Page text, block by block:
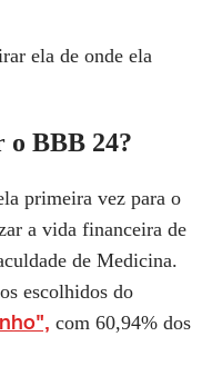
ela de onde ela
o BBB 24?
primeira vez para o
a vida financeira de
de Medicina.
escolhidos do
com 60,94% dos